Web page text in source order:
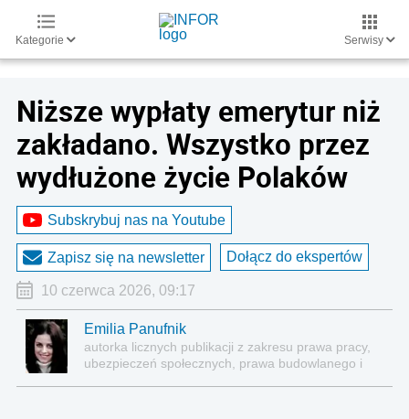
Kategorie Serwisy
Niższe wypłaty emerytur niż
zakładano. Wszystko przez
wydłużone życie Polaków
Subskrybuj nas na Youtube
Zapisz się na newsletter Dołącz do ekspertów
10 czerwca 2026, 09:17
Emilia Panufnik
autorka licznych publikacji z zakresu prawa pracy,
ubezpieczeń społecznych, prawa budowlanego i